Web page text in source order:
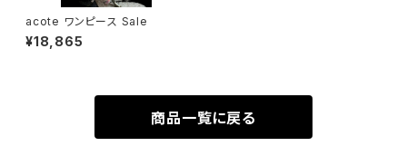
acote ワンピース Sale
¥18,865
商品一覧に戻る